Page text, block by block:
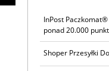
InPost
ponad 20.000
Shoper Przesyłki